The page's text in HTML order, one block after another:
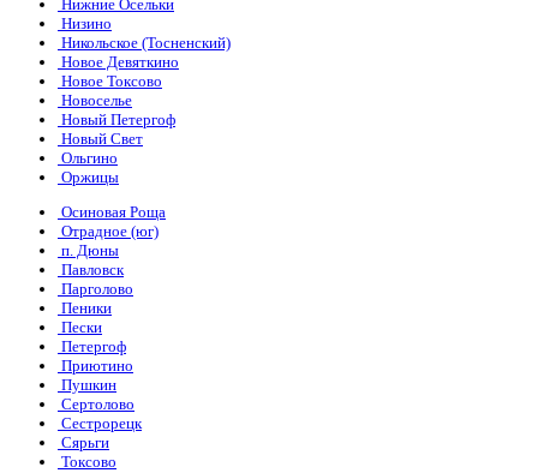
Нижние Осельки
Низино
Никольское (Тосненский)
Новое Девяткино
Новое Токсово
Новоселье
Новый Петергоф
Новый Свет
Ольгино
Оржицы
Осиновая Роща
Отрадное (юг)
п. Дюны
Павловск
Парголово
Пеники
Пески
Петергоф
Приютино
Пушкин
Сертолово
Сестрорецк
Сярьги
Токсово